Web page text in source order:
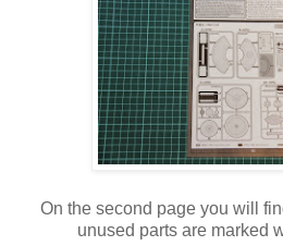
On the second page you will
unused parts are marked